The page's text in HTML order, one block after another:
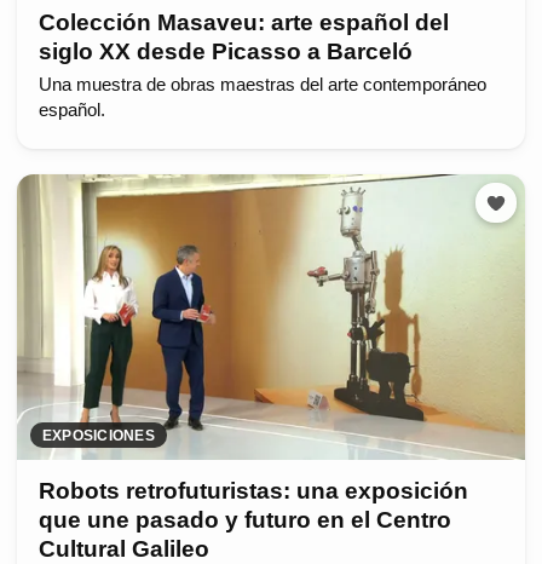
Colección Masaveu: arte español del
siglo XX desde Picasso a Barceló
Una muestra de obras maestras del arte contemporáneo
español.
EXPOSICIONES
Robots retrofuturistas: una exposición
que une pasado y futuro en el Centro
Cultural Galileo